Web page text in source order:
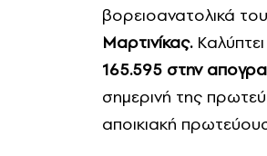
βορειοανατολικά
Μαρτινίκας.
165.595 στην
σημερινή της
αποικιακή